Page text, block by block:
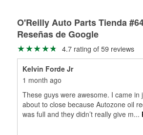
O'Reilly Auto Parts Tienda
Reseñas de Google
4.7 rating of 59 reviews
Kelvin Forde Jr
1 month ago
These guys were awesome. I came in
about to close because Autozone oil
was full and they didn’t really give m...